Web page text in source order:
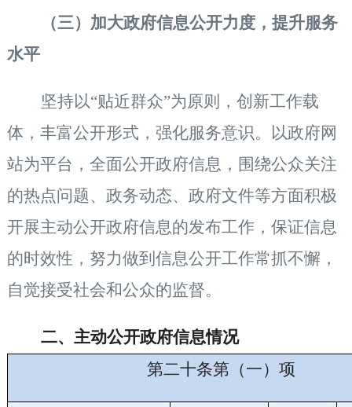
（三）加大政府信息公开力度，提升服务
水平
坚持以“贴近群众”为原则，创新工作载
体，丰富公开形式，强化服务意识。以政府网
站为平台，全面公开政府信息，围绕公众关注
的热点问题、政务动态、政府文件等方面积极
开展主动公开政府信息的发布工作，保证信息
的时效性，努力做到信息公开工作常抓不懈，
自觉接受社会和公众的监督。
二、 主动公开政府信息情况
第二十条第（一）项